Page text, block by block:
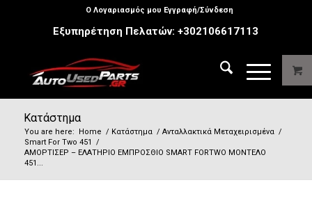
Ο Λογαριασμός μου Εγγραφή/Σύνδεση
Εξυπηρέτηση Πελατών:+302106617113
Κατάστημα
You are here: Home / Κατάστημα / Ανταλλακτικά Μεταχειρισμένα /
Smart For Two 451
/
ΑΜΟΡΤΙΣΕΡ – ΕΛΑΤΗΡΙΟ ΕΜΠΡΟΣΘΙΟ SMART FORTWO ΜΟΝΤΕΛΟ
451...